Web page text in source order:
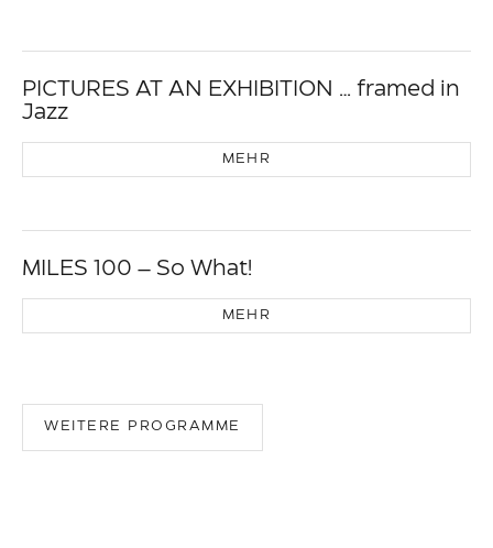
PICTURES AT AN EXHIBITION … framed in
Jazz
MEHR
MILES 100 – So What!
MEHR
WEITERE PROGRAMME